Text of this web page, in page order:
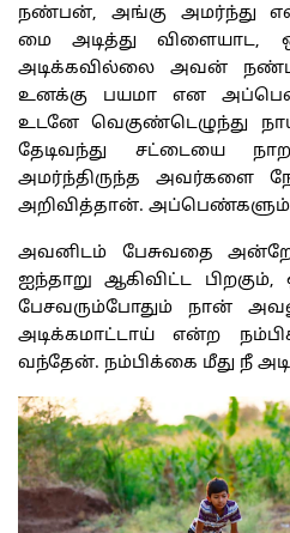
நண்பன், அங்கு அமர்ந்து
மை அடித்து விளையாட,
அடிக்கவில்லை அவன்
உனக்கு பயமா என
உடனே வெகுண்டெழுந்து
தேடிவந்து சட்டையை
அமர்ந்திருந்த அவர்களை
அறிவித்தான். அப்பெண்களும்
அவனிடம் பேசுவதை
ஐந்தாறு ஆகிவிட்ட
பேசவரும்போதும் நான்
அடிக்கமாட்டாய் என்ற
வந்தேன். நம்பிக்கை மீது நீ